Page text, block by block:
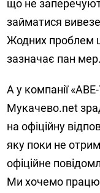
що не
займатися
Жодних проблем
зазначає пан мер.
А у компанії
Мукачево.net
на офіційну
яку поки не
офіційне
Ми хочемо